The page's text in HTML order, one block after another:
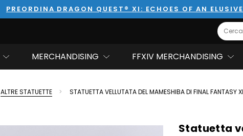
PREORDINA DRAGON QUEST® XI: ECHOES OF AN
Search
MERCHANDISING FFXIV MERCHANDISING
ALTRE STATUETTE STATUETTA VELLUTATA DEL MAMESHIBA DI FINAL FANTASY
Statuetta